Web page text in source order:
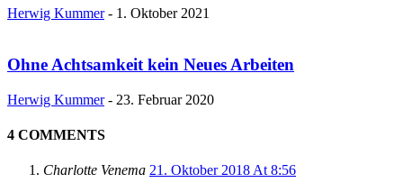
Herwig Kummer - 1. Oktober 2021
Ohne Achtsamkeit kein Neues Arbeiten
Herwig Kummer - 23. Februar 2020
4 COMMENTS
Charlotte Venema 21. Oktober 2018 At 8:56